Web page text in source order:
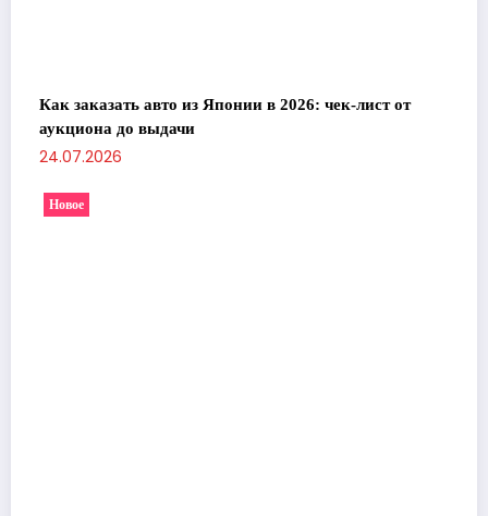
Как заказать авто из Японии в 2026: чек-лист от
аукциона до выдачи
24.07.2026
Новое